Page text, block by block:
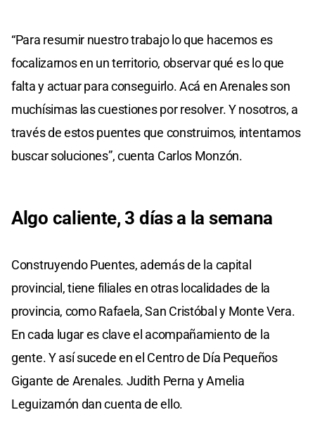
“Para resumir nuestro trabajo lo que hacemos es
focalizarnos en un territorio, observar qué es lo que
falta y actuar para conseguirlo. Acá en Arenales son
muchísimas las cuestiones por resolver. Y nosotros, a
través de estos puentes que construimos, intentamos
buscar soluciones”, cuenta Carlos Monzón.
Algo caliente, 3 días a la semana
Construyendo Puentes, además de la capital
provincial, tiene filiales en otras localidades de la
provincia, como Rafaela, San Cristóbal y Monte Vera.
En cada lugar es clave el acompañamiento de la
gente. Y así sucede en el Centro de Día Pequeños
Gigante de Arenales. Judith Perna y Amelia
Leguizamón dan cuenta de ello.